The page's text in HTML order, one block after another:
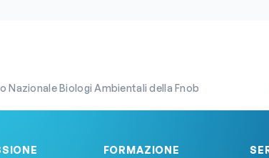
Biologi Ambientali della Fnob
FORMAZIONE